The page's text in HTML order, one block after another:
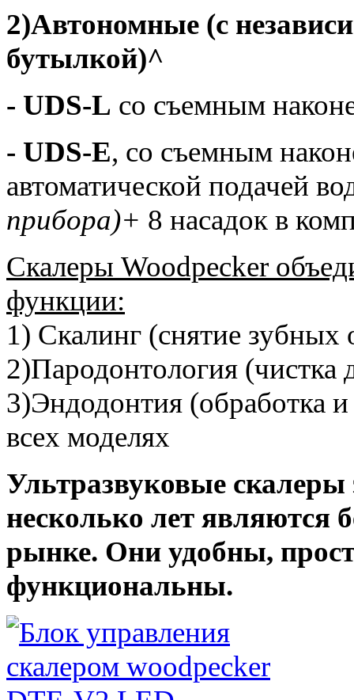
2)Автономные (с
бутылкой)^
- UDS-L со съемным
- UDS-E, со съемным
автоматической подачей
прибора)+ 8 насадок в
Скалеры Woodpecker
функции:
1) Скалинг (снятие зубных
2)Пародонтология (чистка
3)Эндодонтия (обработка
всех моделях
Ультразвуковые скалеры
несколько лет являются
рынке. Они удобны,
функциональны.